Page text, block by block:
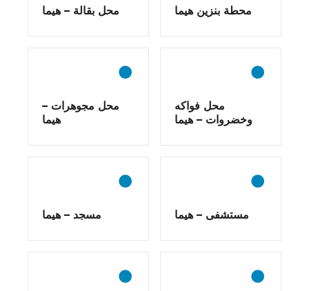
محطة بنزين هيما محل بقالة – هيما
محل فواكه
وخضروات – هيما
محل مجوهرات –
هيما
مستشفى – هيما مسجد – هيما